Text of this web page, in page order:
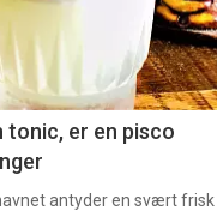
tonic, er en pisco
antyder en svært frisk